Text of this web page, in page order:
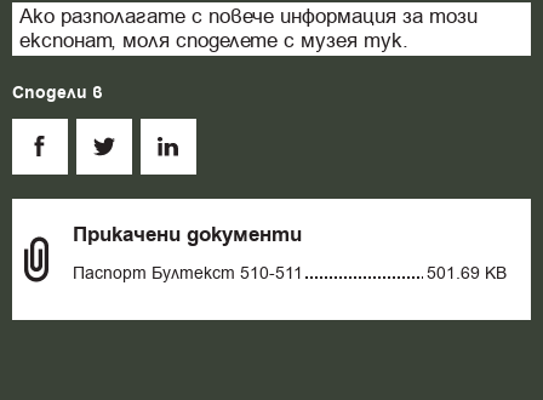
Ако разполагате с повече информация за този
експонат, моля споделете с музея тук.
Сподели в
Прикачени документи
Паспорт Бултекст 510-511 501.69 KB